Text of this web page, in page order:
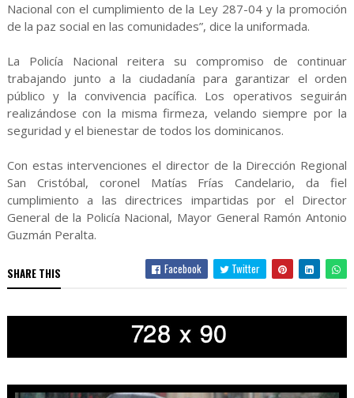
Nacional con el cumplimiento de la Ley 287-04 y la promoción
de la paz social en las comunidades”, dice la uniformada.
La Policía Nacional reitera su compromiso de continuar
trabajando junto a la ciudadanía para garantizar el orden
público y la convivencia pacífica. Los operativos seguirán
realizándose con la misma firmeza, velando siempre por la
seguridad y el bienestar de todos los dominicanos.
Con estas intervenciones el director de la Dirección Regional
San Cristóbal, coronel Matías Frías Candelario, da fiel
cumplimiento a las directrices impartidas por el Director
General de la Policía Nacional, Mayor General Ramón Antonio
Guzmán Peralta.
SHARE THIS Facebook Twitter